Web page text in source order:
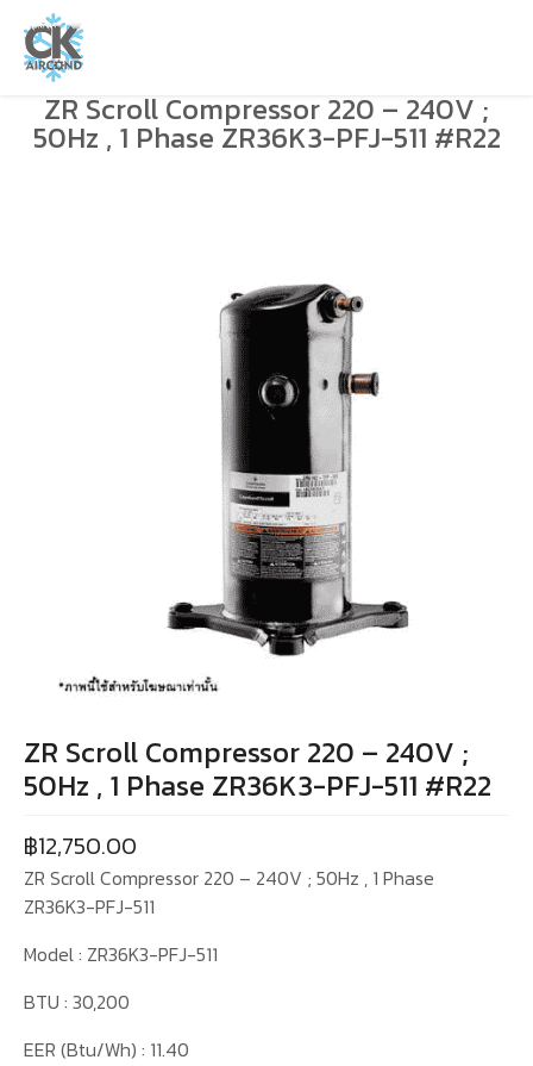
ZR Scroll Compressor 220 – 240V ;
50Hz , 1 Phase ZR36K3-PFJ-511 #R22
ZR Scroll Compressor 220 – 240V ;
50Hz , 1 Phase ZR36K3-PFJ-511 #R22
฿12,750.00
ZR Scroll Compressor 220 – 240V ; 50Hz , 1 Phase
ZR36K3-PFJ-511
Model : ZR36K3-PFJ-511
BTU : 30,200
EER (Btu/Wh) : 11.40